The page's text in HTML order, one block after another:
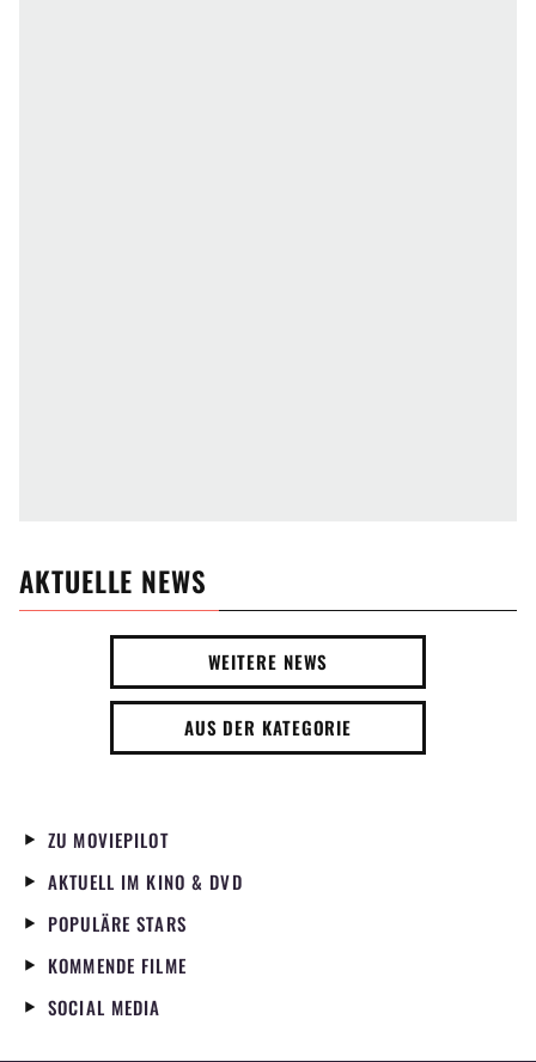
AKTUELLE NEWS
WEITERE NEWS
AUS DER KATEGORIE
ZU MOVIEPILOT
AKTUELL IM KINO & DVD
POPULÄRE STARS
KOMMENDE FILME
SOCIAL MEDIA